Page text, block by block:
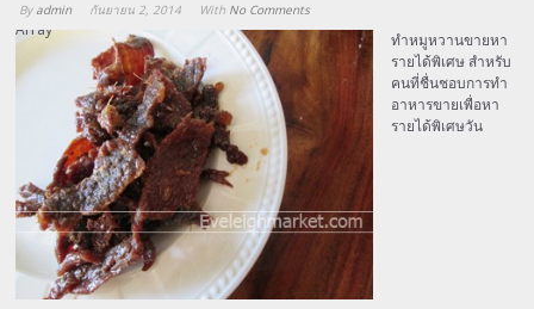
By admin กันยายน 2, 2014 With No Comments
Array
ทำหมูหวานขายหา
รายได้พิเศษ สำหรับ
คนที่ชื่นชอบการทำ
อาหารขายเพื่อหา
รายได้พิเศษวัน